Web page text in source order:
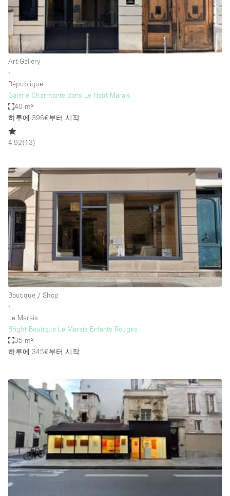
Electricity
Elevator
Fitting Rooms
Furniture
Garment Rack
Haussmann Style
Heating
Industrial
Internet
Kitchen
Large Door Entrance
Lighting
Liquor Licence
Living Space
Multiple Rooms
Office Equipment
Raw
Rooftop / Terrace
Security System
Smoking Area
Sound & Video Equipment
Soundproof
Art Gallery
∙
République
Galerie Charmante dans Le Haut Marais
40 m²
하루에 396€부터 시작
4.92(13)
Boutique / Shop
∙
Le Marais
Bright Boutique Le Marais Enfants Rouges
35 m²
하루에 345€부터 시작